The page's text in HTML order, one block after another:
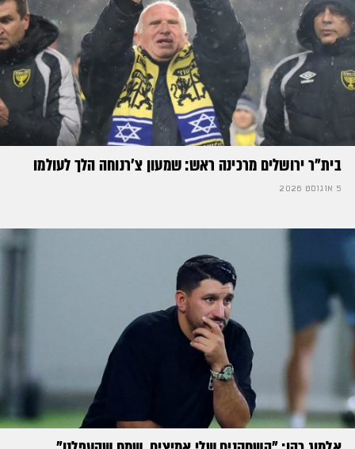
בית"ר ירושלים מרכינה ראש: שמעון צ'רנוחה הלך לעולמו
5 אוגוסט 2026